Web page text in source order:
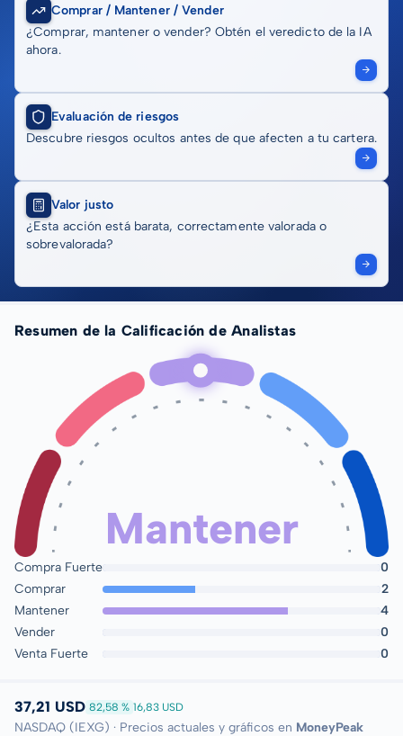
Comprar / Mantener / Vender
¿Comprar, mantener o vender? Obtén el veredicto de la IA
ahora.
Evaluación de riesgos
Descubre riesgos ocultos antes de que afecten a tu cartera.
Valor justo
¿Esta acción está barata, correctamente valorada o
sobrevalorada?
Resumen de la Calificación de Analistas
Mantener
Compra Fuerte
Comprar
Mantener
Vender
Venta Fuerte
0
2
4
0
0
37,21 USD 82,58 % 16,83 USD
NASDAQ (IEXG) · Precios actuales y gráficos en MoneyPeak